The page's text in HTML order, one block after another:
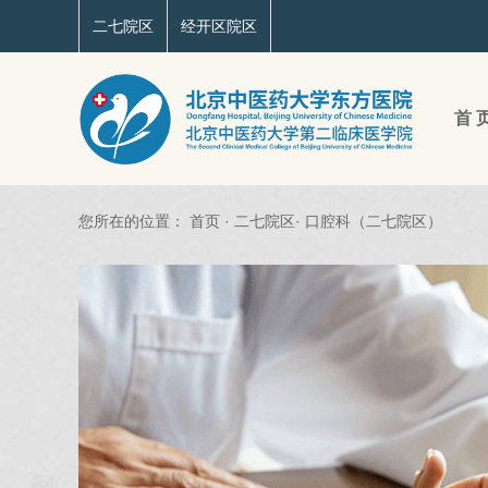
二七院区 经开区院区
首
您所在的位置： 首页 · 二七院区· 口腔科（二七院区）